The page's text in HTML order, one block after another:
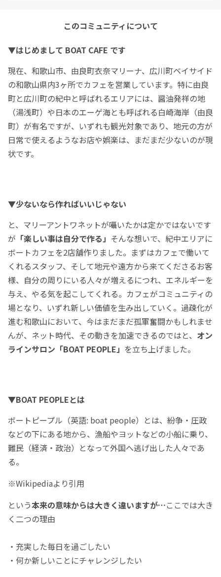
このコミュニティについて
▼はじめまして BOAT CAFE です
現在、和歌山市、由良町衣奈マリーナ、広川町ベイサイド
の和歌山県内3ヶ所でカフェを営業しています。特に由良
町と広川町の紀中と呼ばれるエリアには、醤油発祥の地
（湯浅町）や日本のエーゲ海とも呼ばれる白崎海岸（由良
町）が有名ですが、いずれも観光対象であり、地元の方が
日常で使えるようなお店や娯楽は、まだまだ少ないのが現
状です。
▼少ないなら作ればいいじゃない
と、マリーアントワネットが囁いたかは定かではないです
が 「楽しい事は自分で作る」 そんな想いで、紀中エリアに
ボートカフェを2店舗作りました。まずはカフェで働いて
くれるスタッフ、そして地元や遠方から来てくださるお客
様、自分の周りにいる人々が増えるにつれ、エネルギーを
与え、やる気を起こしてくれる。カフェがコミュニティの
場となり、いずれ新しい価値を生み出していく。過疎化が
進む和歌山において、今はまだまだ孤軍奮闘かもしれませ
んが、ネット時代、その動きを加速できるのではと、 オン
ラインサロン「BOAT PEOPLE」 を立ち上げました。
▼BOAT PEOPLEとは
ボートピープル（英語: boat people）とは、紛争・圧政
などの下にある地から、漁船やヨットなどの小船に乗り、
難民（経済・政治）となって外国へ逃げ出した人々であ
る。
※Wikipediaより引用
という本来の意味からは大きく違いますが…ここでは大き
く二つの理由
・充実した毎日を過ごしたい
・何か新しいことにチャレンジしたい